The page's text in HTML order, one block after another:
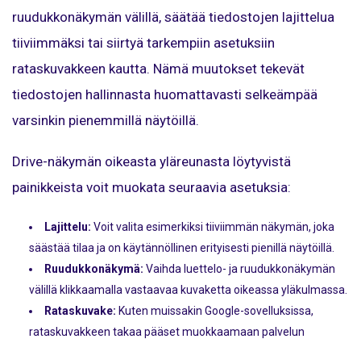
ruudukkonäkymän välillä, säätää tiedostojen lajittelua
tiiviimmäksi tai siirtyä tarkempiin asetuksiin
rataskuvakkeen kautta. Nämä muutokset tekevät
tiedostojen hallinnasta huomattavasti selkeämpää
varsinkin pienemmillä näytöillä.
Drive-näkymän oikeasta yläreunasta löytyvistä
painikkeista voit muokata seuraavia asetuksia:
Lajittelu: Voit valita esimerkiksi tiiviimmän näkymän, joka
säästää tilaa ja on käytännöllinen erityisesti pienillä näytöillä.
Ruudukkonäkymä: Vaihda luettelo- ja ruudukkonäkymän
välillä klikkaamalla vastaavaa kuvaketta oikeassa yläkulmassa.
Rataskuvake: Kuten muissakin Google-sovelluksissa,
rataskuvakkeen takaa pääset muokkaamaan palvelun